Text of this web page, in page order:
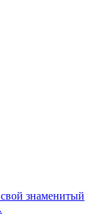
знаменитый